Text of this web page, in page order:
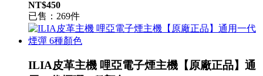
NT$450
已售：269件
ILIA皮革主機 哩亞電子煙主機【原廠正品】通